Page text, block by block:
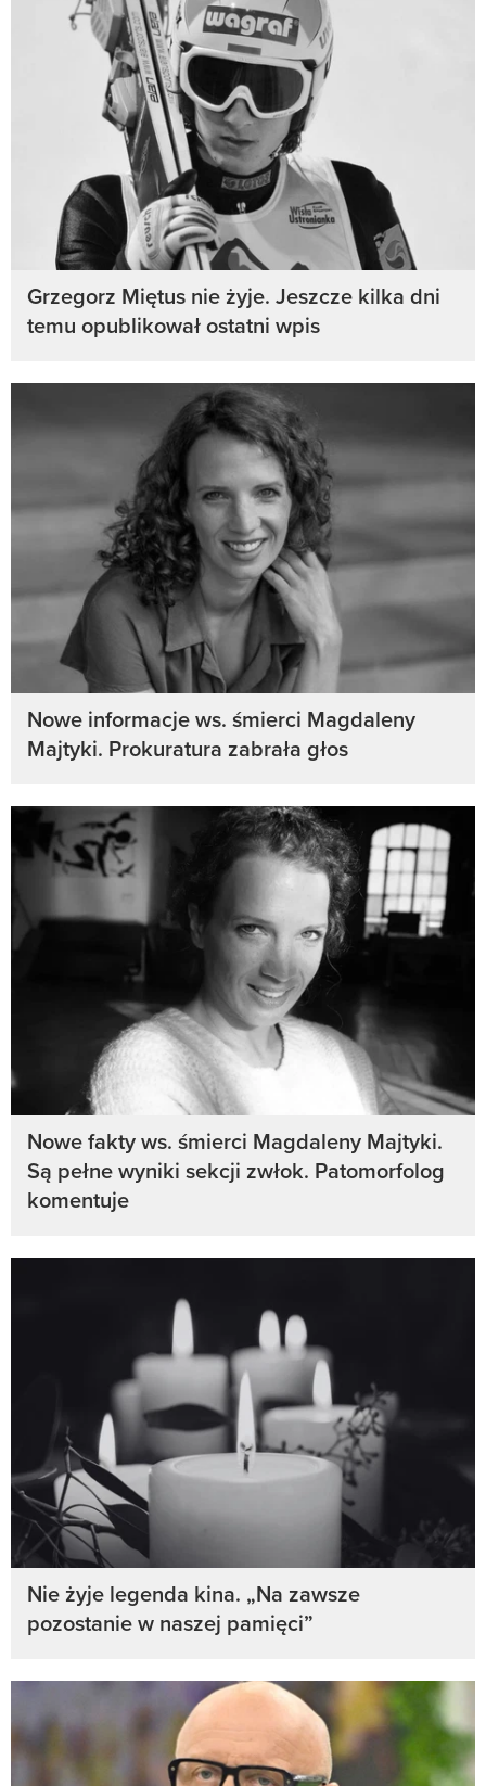
Grzegorz Miętus nie żyje. Jeszcze kilka dni
temu opublikował ostatni wpis
Nowe informacje ws. śmierci Magdaleny
Majtyki. Prokuratura zabrała głos
Nowe fakty ws. śmierci Magdaleny Majtyki.
Są pełne wyniki sekcji zwłok. Patomorfolog
komentuje
Nie żyje legenda kina. „Na zawsze
pozostanie w naszej pamięci”